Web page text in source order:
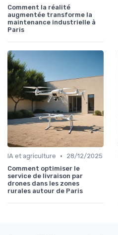
Comment la réalité
augmentée transforme la
maintenance industrielle à
Paris
IA et agriculture •
28/12/2025
Comment optimiser le
service de livraison par
drones dans les zones
rurales autour de Paris